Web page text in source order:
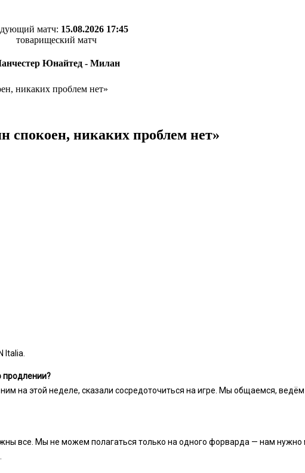
матч: 15.08.2026 17:45
товарищеский матч
Юнайтед - Милан
никаких проблем нет»
никаких проблем нет»
Italia.
продлении?
на этой неделе, сказали сосредоточиться на игре. Мы общаемся,
все. Мы не можем полагаться только на одного форварда — нам нужно